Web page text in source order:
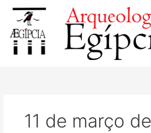
conteúdo
11 de março